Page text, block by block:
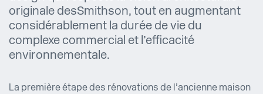
originale des Smithson, tout en augmentant
considérablement la durée de vie du
complexe commercial et l’efficacité
environnementale.
La première étape des rénovations de l’ancienne maison